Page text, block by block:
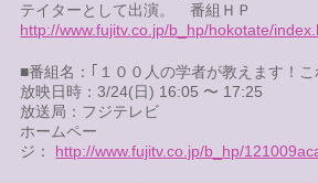
テイターとして出演。 番組ＨＰ
http://www.fujitv.co.jp/b_hp/hokotate/
■番組名：｢１００人の学者が教えます！
放映日時：3/24(日) 16:05 〜 17:25
放送局：フジテレビ
ホームペー
ジ： http://www.fujitv.co.jp/b_hp/